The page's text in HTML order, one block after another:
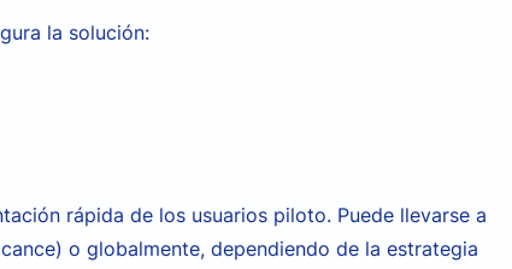
la solución:
rápida de los usuarios piloto. Puede llevarse a
o globalmente, dependiendo de la estrategia